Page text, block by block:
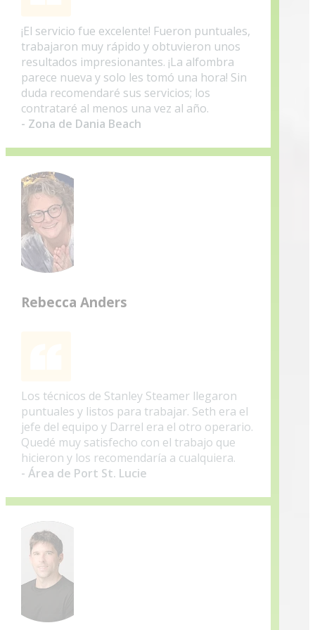
¡El servicio fue excelente! Fueron puntuales,
trabajaron muy rápido y obtuvieron unos
resultados impresionantes. ¡La alfombra
parece nueva y solo les tomó una hora! Sin
duda recomendaré sus servicios; los
contrataré al menos una vez al año.
- Zona de Dania Beach
Rebecca Anders
Los técnicos de Stanley Steamer llegaron
puntuales y listos para trabajar. Seth era el
jefe del equipo y Darrel era el otro operario.
Quedé muy satisfecho con el trabajo que
hicieron y los recomendaría a cualquiera.
- Área de Port St. Lucie